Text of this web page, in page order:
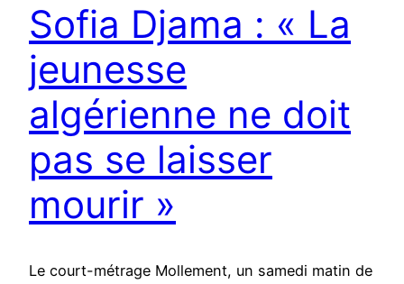
Sofia Djama : « La
jeunesse
algérienne ne doit
pas se laisser
mourir »
Le court-métrage Mollement, un samedi matin de